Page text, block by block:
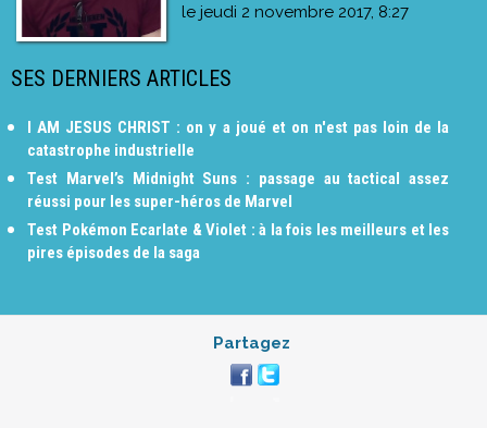
le jeudi 2 novembre 2017, 8:27
SES DERNIERS ARTICLES
I AM JESUS CHRIST : on y a joué et on n'est pas loin de la
catastrophe industrielle
Test Marvel’s Midnight Suns : passage au tactical assez
réussi pour les super-héros de Marvel
Test Pokémon Ecarlate & Violet : à la fois les meilleurs et les
pires épisodes de la saga
Partagez